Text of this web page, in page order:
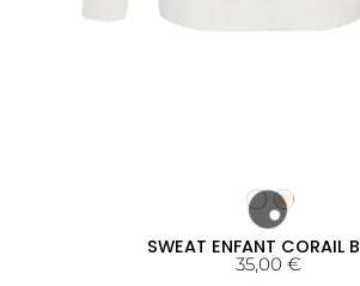
SWEAT ENFANT CORAIL
35,00 €